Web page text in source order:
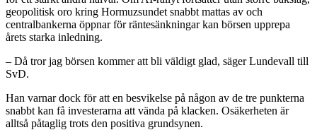
geopolitisk oro kring Hormuzsundet snabbt mattas av och
centralbankerna öppnar för räntesänkningar kan börsen upprepa
årets starka inledning.
– Då tror jag börsen kommer att bli väldigt glad, säger Lundevall till
SvD.
Han varnar dock för att en besvikelse på någon av de tre punkterna
snabbt kan få investerarna att vända på klacken. Osäkerheten är
alltså påtaglig trots den positiva grundsynen.